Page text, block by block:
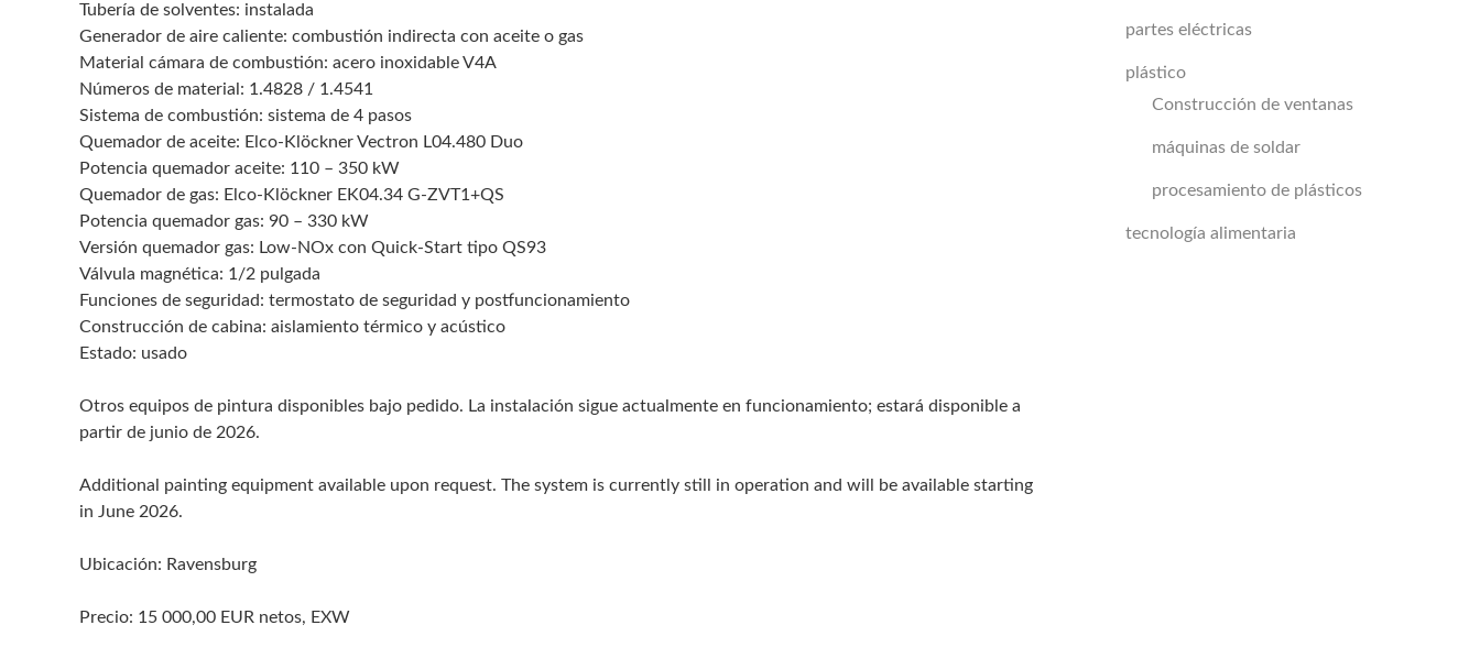
Tubería de solventes: instalada
Generador de aire caliente: combustión indirecta con aceite o gas
Material cámara de combustión: acero inoxidable V4A
Números de material: 1.4828 / 1.4541
Sistema de combustión: sistema de 4 pasos
Quemador de aceite: Elco-Klöckner Vectron L04.480 Duo
Potencia quemador aceite: 110 – 350 kW
Quemador de gas: Elco-Klöckner EK04.34 G-ZVT1+QS
Potencia quemador gas: 90 – 330 kW
Versión quemador gas: Low-NOx con Quick-Start tipo QS93
Válvula magnética: 1/2 pulgada
Funciones de seguridad: termostato de seguridad y postfuncionamiento
Construcción de cabina: aislamiento térmico y acústico
Estado: usado
Otros equipos de pintura disponibles bajo pedido. La instalación sigue actualmente en funcionamiento; estará disponible a
partir de junio de 2026.
Additional painting equipment available upon request. The system is currently still in operation and will be available starting
in June 2026.
Ubicación: Ravensburg
Precio: 15 000,00 EUR netos, EXW
partes eléctricas
plástico
Construcción de ventanas
máquinas de soldar
procesamiento de plásticos
tecnología alimentaria